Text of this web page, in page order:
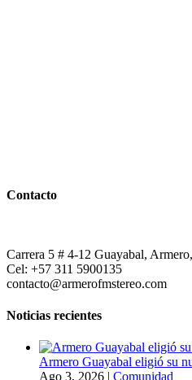
Contacto
Carrera 5 # 4-12 Guayabal,
Cel: +57 311 5900135
contacto@armerofmstereo.com
Noticias recientes
Armero Guayabal eligió su
Ago 3, 2026 | Comunidad